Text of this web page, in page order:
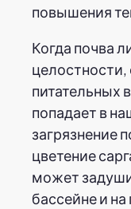
повышения
Когда почва
питательных
попадает в
загрязнение
цветение
может
бассейне и